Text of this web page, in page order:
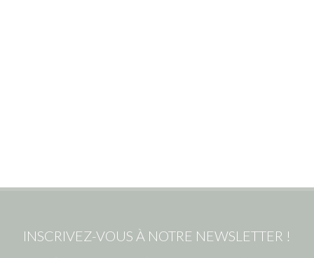
INSCRIVEZ-VOUS À NOTRE NEWSLETTER !